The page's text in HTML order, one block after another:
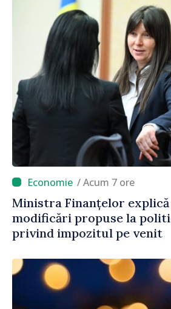
/ Acum 7 ore
Ministra Finanțelor
modificări propuse la
privind impozitul pe venit